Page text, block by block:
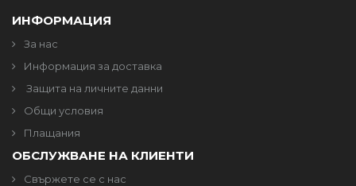
ИНФОРМАЦИЯ
За нас
Информация за доставка
Защита на личните данни
Общи условия
Плащания
ОБСЛУЖВАНЕ НА КЛИЕНТИ
Свържете се с нас